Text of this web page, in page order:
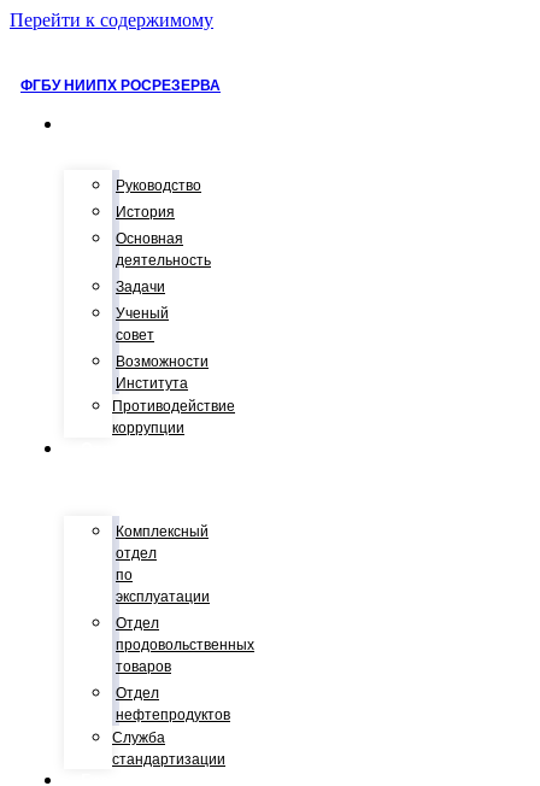
Перейти к содержимому
ФГБУ НИИПХ РОСРЕЗЕРВА
Руководство
История
Основная
деятельность
Задачи
Ученый
совет
Возможности
Института
Противодействие
коррупции
Комплексный
отдел
по
эксплуатации
Отдел
продовольственных
товаров
Отдел
нефтепродуктов
Служба
стандартизации